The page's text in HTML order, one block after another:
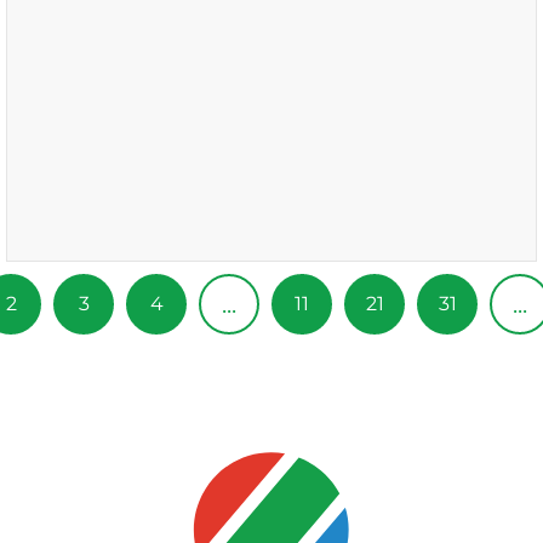
2 3 4 ... 11 21 31 ...